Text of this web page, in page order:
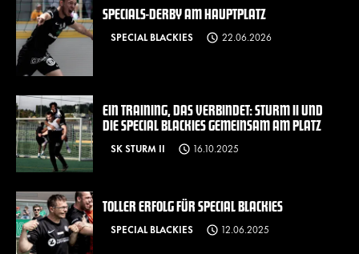
SPECIALS-DERBY AM HAUPTPLATZ
SPECIAL BLACKIES 22.06.2026
EIN TRAINING, DAS VERBINDET: STURM II UND
DIE SPECIAL BLACKIES GEMEINSAM AM PLATZ
SK STURM II 16.10.2025
TOLLER ERFOLG FÜR SPECIAL BLACKIES
SPECIAL BLACKIES 12.06.2025